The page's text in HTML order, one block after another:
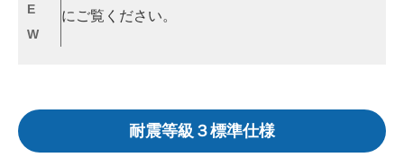
E
W
にご覧ください。
耐震等級３標準仕様